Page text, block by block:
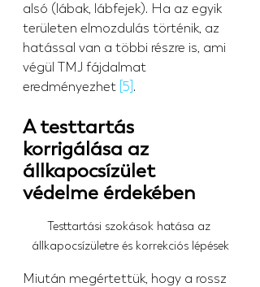
alsó (lábak, lábfejek). Ha az egyik
területen elmozdulás történik, az
hatással van a többi részre is, ami
végül TMJ fájdalmat
eredményezhet [5] .
A testtartás
korrigálása az
állkapocsízület
védelme érdekében
Testtartási szokások hatása az
állkapocsízületre és korrekciós lépések
Miután megértettük, hogy a rossz